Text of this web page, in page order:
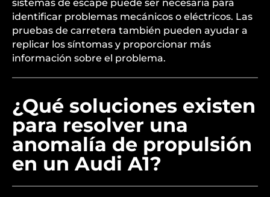
sistemas de escape puede ser necesaria para
identificar problemas mecánicos o eléctricos. Las
pruebas de carretera también pueden ayudar a
replicar los síntomas y proporcionar más
información sobre el problema.
¿Qué soluciones existen
para resolver una
anomalía de propulsión
en un Audi A1?